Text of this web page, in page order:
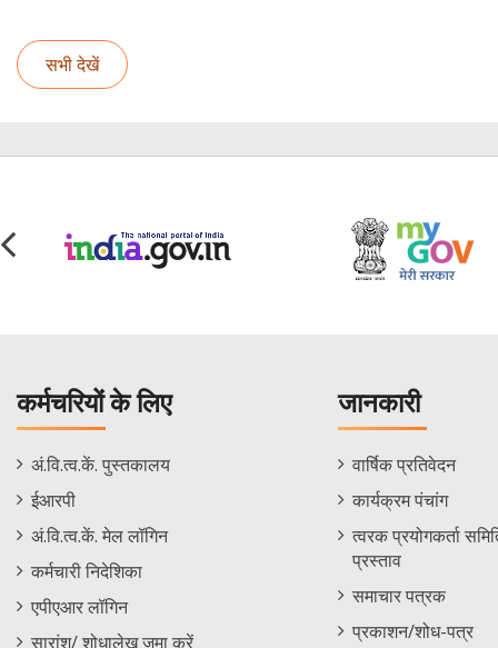
सभी देखें
कर्मचरियों के लिए
Staff
Footer
Menu
अं.वि.त्व.कें. पुस्तकालय
ईआरपी
अं.वि.त्व.कें. मेल लॉगिन
कर्मचारी निदेशिका
एपीएआर लॉगिन
सारांश/ शोधालेख जमा करें
जानकारी
Informations
Menu
वार्षिक प्रतिवेदन
कार्यक्रम पंचांग
त्वरक प्रयोगकर्ता
प्रस्ताव
समाचार पत्रक
प्रकाशन/शोध-पत्र